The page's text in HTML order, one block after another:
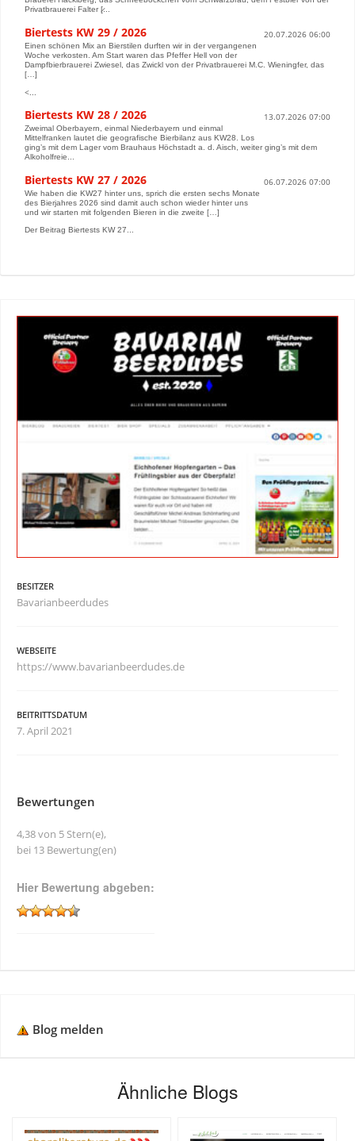
Privatbrauerei Falter [̷...
Biertests KW 29 / 2026 20.07.2026 06:00
Einen schönen Mix an Bierstilen durften wir in der vergangenen
Woche verkosten. Am Start waren das Pfeffer Hell von der
Dampfbierbrauerei Zwiesel, das Zwickl von der Privatbrauerei M.C. Wieningfer, das
[…]
<...
Biertests KW 28 / 2026 13.07.2026 07:00
Zweimal Oberbayern, einmal Niederbayern und einmal
Mittelfranken lautet die geografische Bierbilanz aus KW28. Los
ging’s mit dem Lager vom Brauhaus Höchstadt a. d. Aisch, weiter ging’s mit dem
Alkoholfreie...
Biertests KW 27 / 2026 06.07.2026 07:00
Wie haben die KW27 hinter uns, sprich die ersten sechs Monate
des Bierjahres 2026 sind damit auch schon wieder hinter uns
und wir starten mit folgenden Bieren in die zweite […]
Der Beitrag Biertests KW 27...
BESITZER
Bavarianbeerdudes
WEBSEITE
https://www.bavarianbeerdudes.de
BEITRITTSDATUM
7. April 2021
Bewertungen
4,38 von 5 Stern(e),
bei 13 Bewertung(en)
Hier Bewertung abgeben:
Blog melden
Ähnliche Blogs